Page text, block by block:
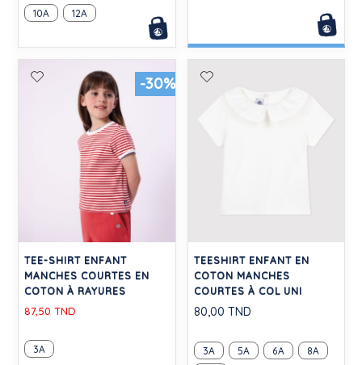
10A
12A
-30%
TEE-SHIRT ENFANT
MANCHES COURTES EN
COTON À RAYURES
87,50 TND
3A
TEESHIRT ENFANT EN
COTON MANCHES
COURTES À COL UNI
80,00 TND
3A 5A 6A
8A